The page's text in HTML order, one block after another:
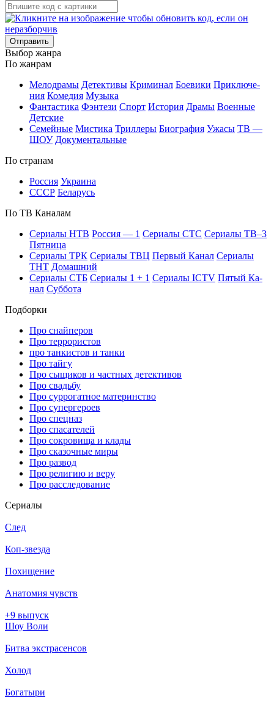
Отправить
Вы­бор жан­ра
По жан­рам
Ме­ло­дра­мы Де­тек­ти­вы Кри­ми­нал Бое­ви­ки При­клю­че­
ния Ко­ме­дия Му­зы­ка
Фан­та­сти­ка Фэн­те­зи Спорт Ис­то­рия Дра­мы Во­ен­ные
Дет­ские
Се­мей­ные Мис­ти­ка Трил­ле­ры Био­гра­фия Ужа­сы ТВ —
ШОУ До­ку­мен­таль­ные
По стра­нам
Рос­сия Ук­раи­на
СССР Бе­ла­русь
По ТВ Ка­на­лам
Се­риа­лы НТВ Рос­сия — 1 Се­риа­лы СТС Се­риа­лы ТВ–3
Пят­ни­ца
Се­риа­лы ТРК Се­риа­лы ТВЦ Пер­вый Ка­нал Се­риа­лы
ТНТ До­маш­ний
Се­риа­лы СТБ Се­риа­лы 1 + 1 Се­риа­лы ICTV Пя­тый Ка­
нал Суб­бо­та
Подборки
Про снайперов
Про террористов
про танкистов и танки
Про тайгу
Про сыщиков и частных детективов
Про свадьбу
Про суррогатное материнство
Про супергероев
Про спецназ
Про спасателей
Про сокровища и клады
Про сказочные миры
Про развод
Про религию и веру
Про расследование
Се­риа­лы
След
Коп-звезда
Похищение
Анатомия чувств
+9 выпуск
Шоу Воли
Битва экстрасенсов
Холод
Богатыри